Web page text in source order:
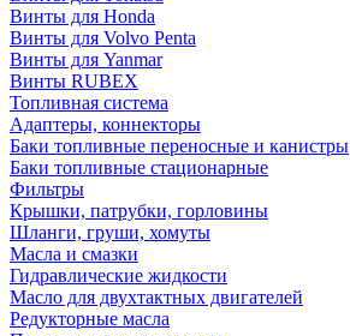
Винты для Honda
Винты для Volvo Penta
Винты для Yanmar
Винты RUBEX
Топливная система
Адаптеры, коннекторы
Баки топливные переносные и канистры
Баки топливные стационарные
Фильтры
Крышки, патрубки, горловины
Шланги, груши, хомуты
Масла и смазки
Гидравлические жидкости
Масло для двухтактных двигателей
Редукторные масла